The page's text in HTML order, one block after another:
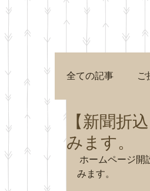
【お知らせ】夏休
み期間中の「通常
【お
全ての記事 ご
【新聞折
みます。
みます。